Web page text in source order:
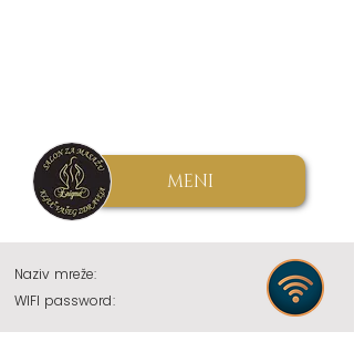
MENI
Naziv mreže:
WIFI password: